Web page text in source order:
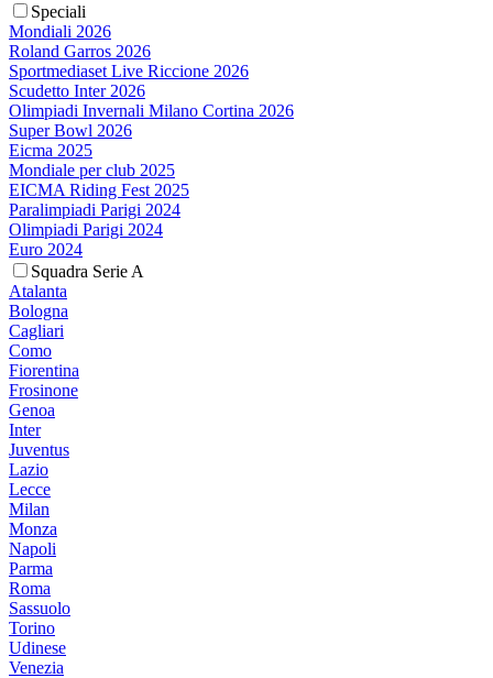
Speciali
Mondiali 2026
Roland Garros 2026
Sportmediaset Live Riccione 2026
Scudetto Inter 2026
Olimpiadi Invernali Milano Cortina 2026
Super Bowl 2026
Eicma 2025
Mondiale per club 2025
EICMA Riding Fest 2025
Paralimpiadi Parigi 2024
Olimpiadi Parigi 2024
Euro 2024
Squadra Serie A
Atalanta
Bologna
Cagliari
Como
Fiorentina
Frosinone
Genoa
Inter
Juventus
Lazio
Lecce
Milan
Monza
Napoli
Parma
Roma
Sassuolo
Torino
Udinese
Venezia